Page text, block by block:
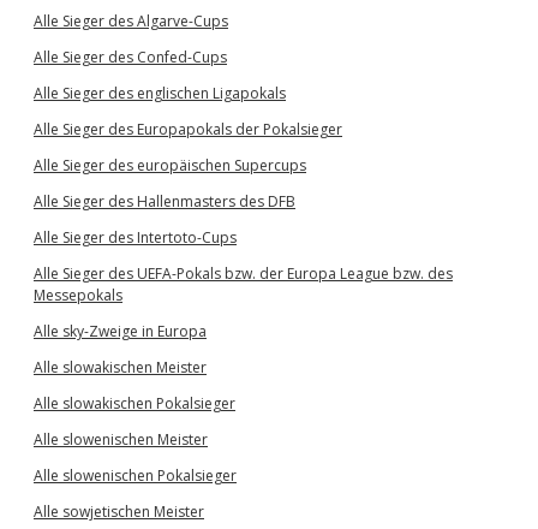
Alle Sieger des Algarve-Cups
Alle Sieger des Confed-Cups
Alle Sieger des englischen Ligapokals
Alle Sieger des Europapokals der Pokalsieger
Alle Sieger des europäischen Supercups
Alle Sieger des Hallenmasters des DFB
Alle Sieger des Intertoto-Cups
Alle Sieger des UEFA-Pokals bzw. der Europa League bzw. des
Messepokals
Alle sky-Zweige in Europa
Alle slowakischen Meister
Alle slowakischen Pokalsieger
Alle slowenischen Meister
Alle slowenischen Pokalsieger
Alle sowjetischen Meister